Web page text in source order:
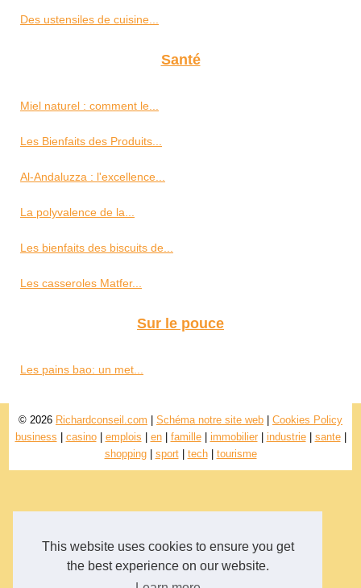
This website uses cookies to ensure you get
the best experience on our website.
Des ustensiles de cuisine...
Santé
Miel naturel : comment le...
Les Bienfaits des Produits...
Al-Andaluzza : l'excellence...
La polyvalence de la...
Les bienfaits des biscuits de...
Les casseroles Matfer...
Sur le pouce
Les pains bao: un met...
© 2026 Richardconseil.com Schéma notre site web
Cookies Policy
business
casino| emplois en| famille| immobilier| industrie| sante|
shopping| sport| tech| tourisme